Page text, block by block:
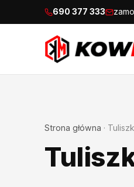
690 377 333
Strona główna ·